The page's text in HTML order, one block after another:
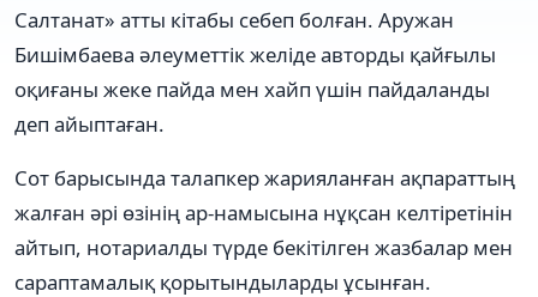
Салтанат» атты кітабы себеп болған. Аружан
Бишімбаева әлеуметтік желіде авторды қайғылы
оқиғаны жеке пайда мен хайп үшін пайдаланды
деп айыптаған.
Сот барысында талапкер жарияланған ақпараттың
жалған әрі өзінің ар-намысына нұқсан келтіретінін
айтып, нотариалды түрде бекітілген жазбалар мен
сараптамалық қорытындыларды ұсынған.